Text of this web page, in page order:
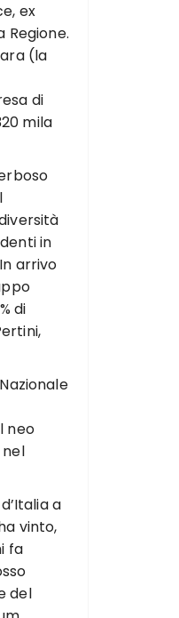
ex
Regione.
(la
di
mila
in
arrivo
di
neo
nel
a
vinto,
fa
del